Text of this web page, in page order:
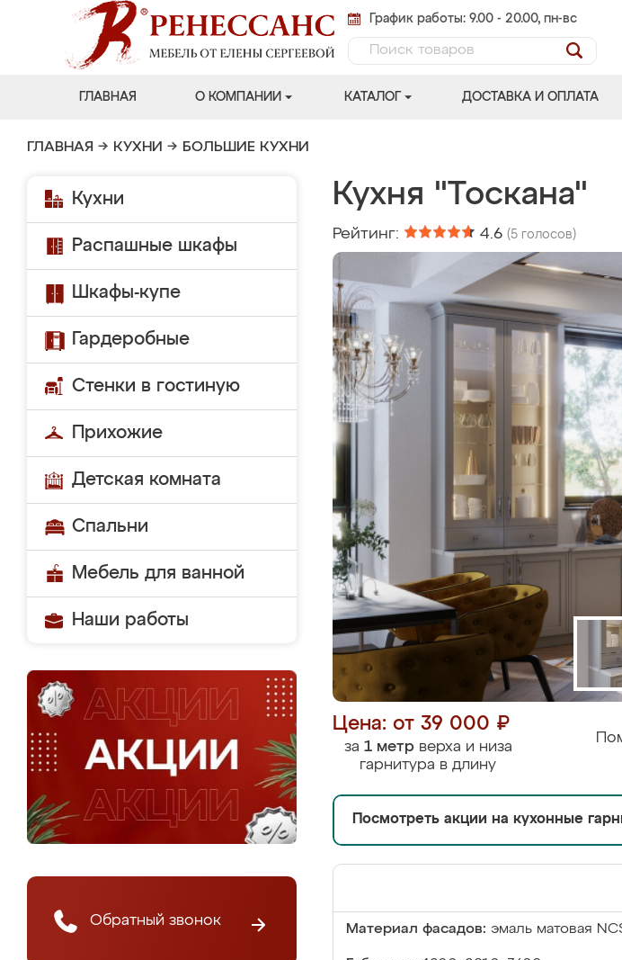
График работы: 9.00 - 20.00, пн-вс
ГЛАВНАЯ О КОМПАНИИ КАТАЛОГ ДОСТАВКА И ОПЛАТА
ГЛАВНАЯ → КУХНИ → БОЛЬШИЕ КУХНИ
Кухни
Распашные шкафы
Шкафы-купе
Гардеробные
Стенки в гостиную
Прихожие
Детская комната
Спальни
Мебель для ванной
Наши работы
Обратный звонок
Кухня "Тоскана"
Рейтинг: 4.6 (5 голосов)
Цена: от 39 000 ₽
за 1 метрверха и низа
гарнитура в длину
Посмотреть акции на кухонные
Материал фасадов: эмаль матовая